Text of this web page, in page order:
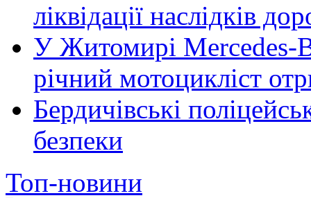
ліквідації наслідків
У Житомирі Mercedes-
річний мотоцикліст
Бердичівські
безпеки
Топ-новини